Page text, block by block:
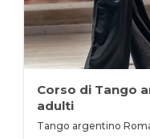
Corso di Tango
adulti
Tango argentino